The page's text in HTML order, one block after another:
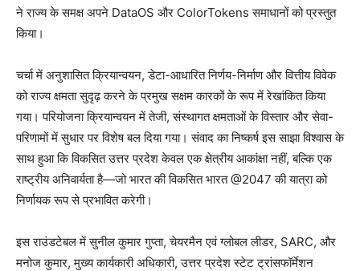
ने राज्य के समक्ष अपने DataOS और ColorTokens समाधानों को प्रस्तुत
किया।
चर्चा में अनुशासित क्रियान्वयन, डेटा-आधारित निर्णय-निर्माण और वित्तीय विवेक
को राज्य क्षमता सुदृढ़ करने के प्रमुख सक्षम कारकों के रूप में रेखांकित किया
गया। परियोजना क्रियान्वयन में तेजी, संस्थागत क्षमताओं के विस्तार और सेवा-
परिणामों में सुधार पर विशेष बल दिया गया। संवाद का निष्कर्ष इस साझा विश्वास के
साथ हुआ कि विकसित उत्तर प्रदेश केवल एक क्षेत्रीय आकांक्षा नहीं, बल्कि एक
राष्ट्रीय अनिवार्यता है—जो भारत की विकसित भारत @2047 की यात्रा को
निर्णायक रूप से प्रभावित करेगी।
इस राउंडटेबल में सुनील कुमार गुप्ता, चेयरमैन एवं ग्लोबल लीडर, SARC, और
मनोज कुमार, मुख्य कार्यकारी अधिकारी, उत्तर प्रदेश स्टेट ट्रांसफॉर्मेशन